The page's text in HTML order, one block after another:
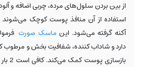
از بین بردن سلول‌های مرده، چربی اضافه و
استفاده از آن منافذ پوست کوچک
آکنه گرفته می‌شود. این ماسک صورت
دارد و شاداب کننده، شفافیت بخش و مرطوب